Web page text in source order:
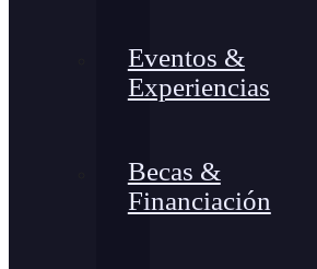
Eventos &
Experiencias
Becas &
Financiación